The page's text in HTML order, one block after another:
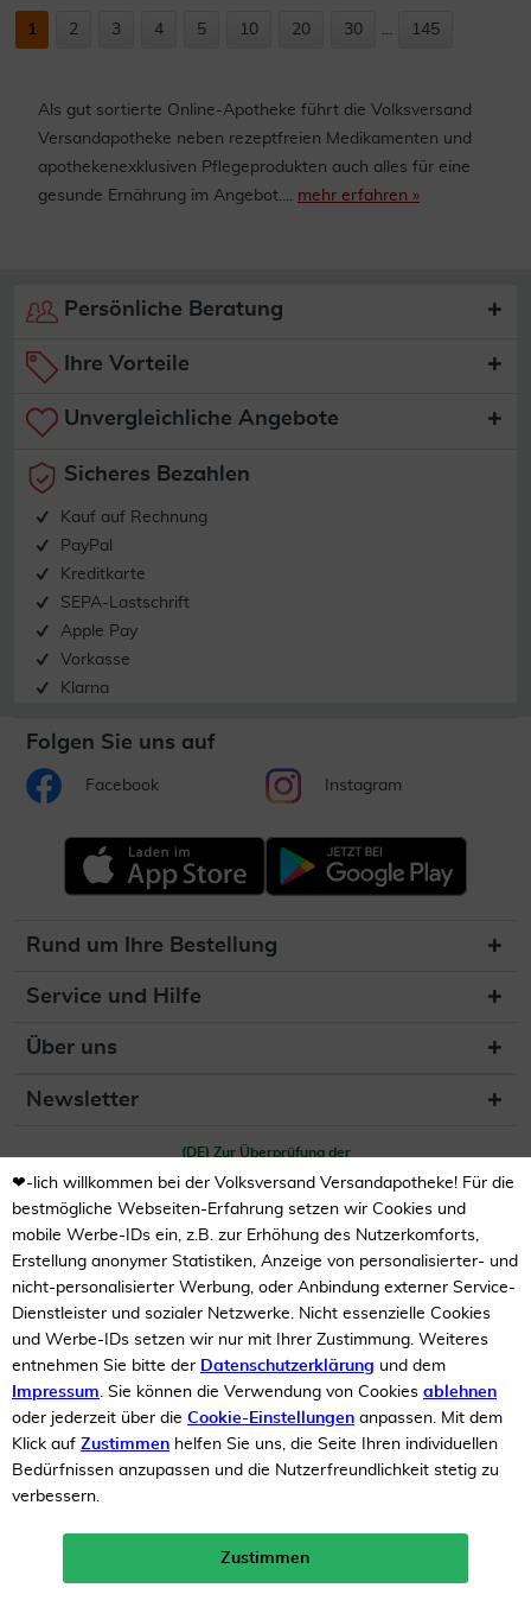
10%
Neukunden-Rabatt ab 49€!
mehr erfahren >
1 2 3 4 5 10 20 30 ... 145
Als gut sortierte Online-Apotheke führt die Volksversand
Versandapotheke neben rezeptfreien Medikamenten und
apothekenexklusiven Pflegeprodukten auch alles für eine
gesunde Ernährung im Angebot.... mehr erfahren »
Persönliche Beratung
Ihre Vorteile
Unvergleichliche Angebote
Sicheres Bezahlen
Kauf auf Rechnung
PayPal
Kreditkarte
SEPA-Lastschrift
Apple Pay
Vorkasse
Klarna
Folgen Sie uns auf
Facebook Instagram
Rund um Ihre Bestellung
Service und Hilfe
Über uns
Newsletter
(DE) Zur Überprüfung der
hier klicken
Unsere Auszeichnungen
❤-lich willkommen bei der Volksversand Versandapotheke! Für die
bestmögliche Webseiten-Erfahrung setzen wir Cookies und
mobile Werbe-IDs ein, z.B. zur Erhöhung des Nutzerkomforts,
Erstellung anonymer Statistiken, Anzeige von personalisierter- und
nicht-personalisierter Werbung, oder Anbindung externer Service-
Dienstleister und sozialer Netzwerke. Nicht essenzielle Cookies
und Werbe-IDs setzen wir nur mit Ihrer Zustimmung. Weiteres
entnehmen Sie bitte der Datenschutzerklärung und dem
Impressum. Sie können die Verwendung von Cookies ablehnen
oder jederzeit über die Cookie-Einstellungen anpassen. Mit dem
Klick auf Zustimmen helfen Sie uns, die Seite Ihren individuellen
Bedürfnissen anzupassen und die Nutzerfreundlichkeit stetig zu
verbessern.
Zustimmen